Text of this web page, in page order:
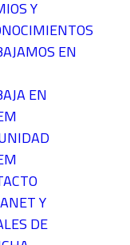
Y
EN
EN
Y
DE